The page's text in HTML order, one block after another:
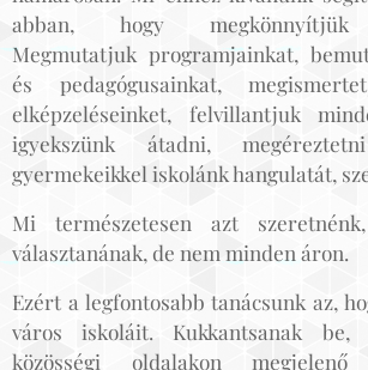
abban, hogy megkönnyítjük
Megmutatjuk programjainkat,
és pedagógusainkat,
elképzeléseinket, felvillantjuk
igyekszünk átadni,
gyermekeikkel iskolánk hangulatát,
Mi természetesen azt
választanának, de nem minden áron.
Ezért a legfontosabb tanácsunk az,
város iskoláit. Kukkantsanak
közösségi oldalakon